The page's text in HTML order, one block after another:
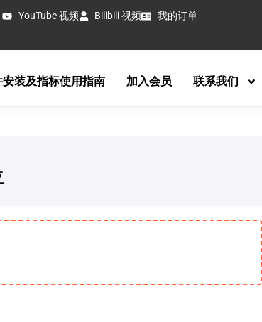
YouTube 视频 Bilibili 视频 我的订单
安装及指标使用指南 加入会员 联系我们